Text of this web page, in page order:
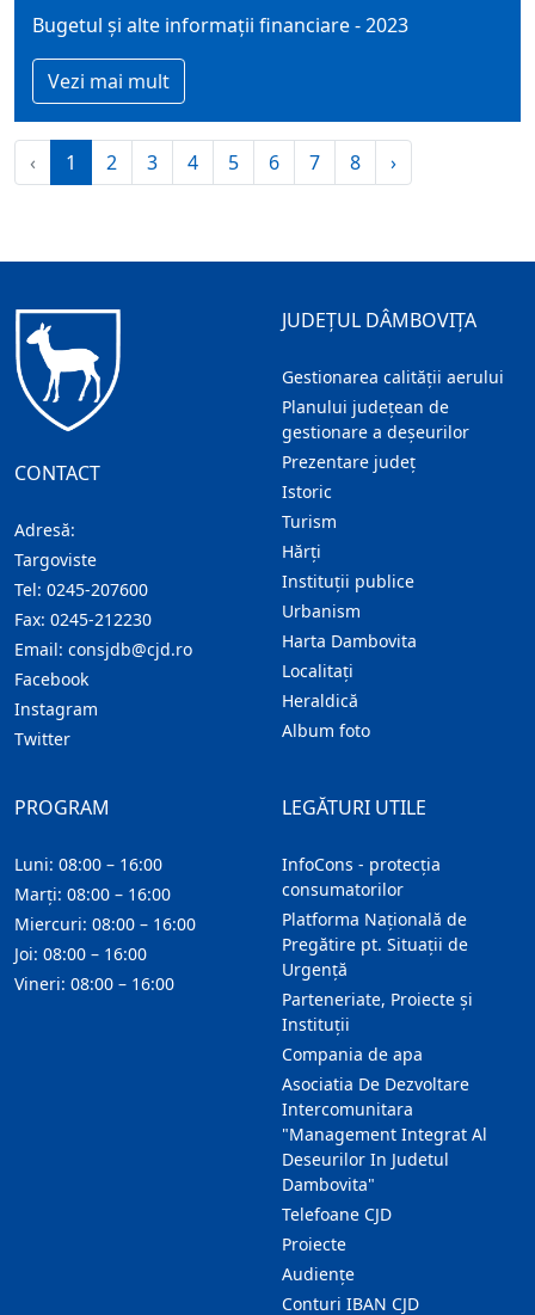
Bugetul şi alte informații financiare - 2023
Vezi mai mult
‹ 1 2 3 4 5 6 7 8 ›
CONTACT
Adresă:
Targoviste
Tel: 0245-207600
Fax: 0245-212230
Email: consjdb@cjd.ro
Facebook
Instagram
Twitter
JUDEȚUL DÂMBOVIȚA
Gestionarea calității aerului
Planului județean de
gestionare a deșeurilor
Prezentare judeţ
Istoric
Turism
Hărţi
Instituţii publice
Urbanism
Harta Dambovita
Localitaţi
Heraldică
Album foto
LEGĂTURI UTILE
InfoCons - protecția
consumatorilor
Platforma Națională de
Pregătire pt. Situații de
Urgență
Parteneriate, Proiecte și
Instituții
Compania de apa
Asociatia De Dezvoltare
Intercomunitara
"Management Integrat Al
Deseurilor In Judetul
Dambovita"
Telefoane CJD
Proiecte
Audienţe
Conturi IBAN CJD
PROGRAM
Luni: 08:00 – 16:00
Marți: 08:00 – 16:00
Miercuri: 08:00 – 16:00
Joi: 08:00 – 16:00
Vineri: 08:00 – 16:00